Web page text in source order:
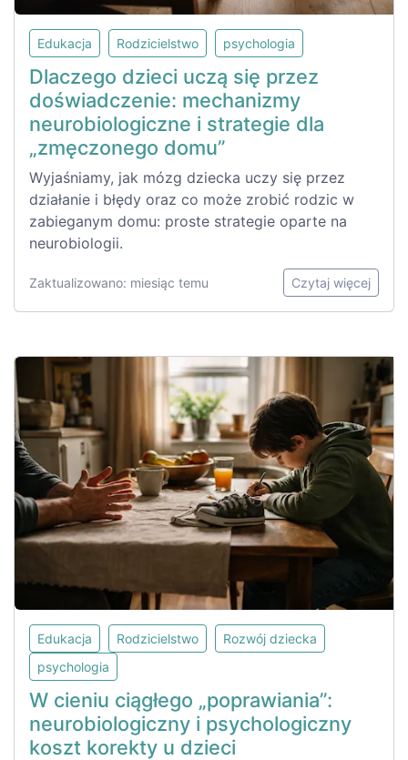
Edukacja Rodzicielstwo psychologia
Dlaczego dzieci uczą się przez
doświadczenie: mechanizmy
neurobiologiczne i strategie dla
„zmęczonego domu”
Wyjaśniamy, jak mózg dziecka uczy się przez
działanie i błędy oraz co może zrobić rodzic w
zabieganym domu: proste strategie oparte na
neurobiologii.
Zaktualizowano: miesiąc temu Czytaj więcej
Edukacja Rodzicielstwo
Rozwój dziecka
psychologia
W cieniu ciągłego „poprawiania”:
neurobiologiczny i psychologiczny
koszt korekty u dzieci